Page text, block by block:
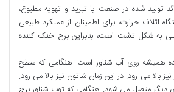
تولید شده در صنعت یا تبرید و تهویه مطبوع،
اتلاف حرارت، برای اطمینان از عملکرد طبیعی
به شکل تشت است، بنابراین برج خنک کننده
همیشه روی آب شناور است. هنگامی که سطح
بالا می رود. در این زمان شاتون نیز بالا می رود.